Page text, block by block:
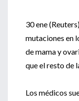
30 ene
mutaciones en
de mama y
que el resto de
Los médicos